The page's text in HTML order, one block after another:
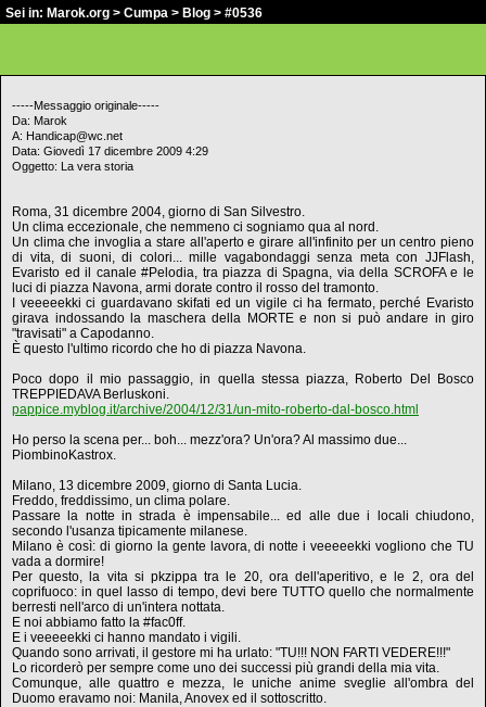
Sei in: Marok.org > Cumpa > Blog > #0536
-----Messaggio originale-----
Da: Marok
A: Handicap@wc.net
Data: Giovedì 17 dicembre 2009 4:29
Oggetto: La vera storia
Roma, 31 dicembre 2004, giorno di San Silvestro.
Un clima eccezionale, che nemmeno ci sogniamo qua al nord.
Un clima che invoglia a stare all'aperto e girare all'infinito per un centro pieno
di vita, di suoni, di colori... mille vagabondaggi senza meta con JJFlash,
Evaristo ed il canale #Pelodia, tra piazza di Spagna, via della SCROFA e le
luci di piazza Navona, armi dorate contro il rosso del tramonto.
I veeeeekki ci guardavano skifati ed un vigile ci ha fermato, perché Evaristo
girava indossando la maschera della MORTE e non si può andare in giro
"travisati" a Capodanno.
È questo l'ultimo ricordo che ho di piazza Navona.
Poco dopo il mio passaggio, in quella stessa piazza, Roberto Del Bosco
TREPPIEDAVA Berluskoni.
pappice.myblog.it/archive/2004/12/31/un-mito-roberto-dal-bosco.html
Ho perso la scena per... boh... mezz'ora? Un'ora? Al massimo due...
PiombinoKastrox.
Milano, 13 dicembre 2009, giorno di Santa Lucia.
Freddo, freddissimo, un clima polare.
Passare la notte in strada è impensabile... ed alle due i locali chiudono,
secondo l'usanza tipicamente milanese.
Milano è così: di giorno la gente lavora, di notte i veeeeekki vogliono che TU
vada a dormire!
Per questo, la vita si pkzippa tra le 20, ora dell'aperitivo, e le 2, ora del
coprifuoco: in quel lasso di tempo, devi bere TUTTO quello che normalmente
berresti nell'arco di un'intera nottata.
E noi abbiamo fatto la #fac0ff.
E i veeeeekki ci hanno mandato i vigili.
Quando sono arrivati, il gestore mi ha urlato: "TU!!! NON FARTI VEDERE!!!"
Lo ricorderò per sempre come uno dei successi più grandi della mia vita.
Comunque, alle quattro e mezza, le uniche anime sveglie all'ombra del
Duomo eravamo noi: Manila, Anovex ed il sottoscritto.